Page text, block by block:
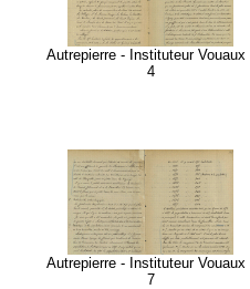
Autrepierre - Instituteur Vouaux
4
Autrepierre - Instituteur Vouaux
7